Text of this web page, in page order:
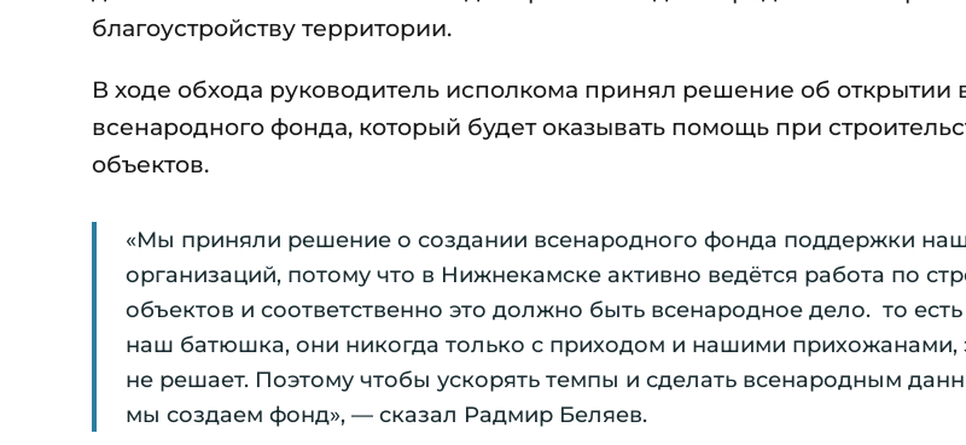
благоустройству территории.
В ходе обхода руководитель исполкома принял решение об
всенародного фонда, который будет оказывать помощь при
объектов.
«Мы приняли решение о создании всенародного фонда поддержки
организаций, потому что в Нижнекамске активно ведётся работа по
объектов и соответственно это должно быть всенародное дело. то
наш батюшка, они никогда только с приходом и нашими прихожанами,
не решает. Поэтому чтобы ускорять темпы и сделать всенародным
мы создаем фонд», — сказал Радмир Беляев.